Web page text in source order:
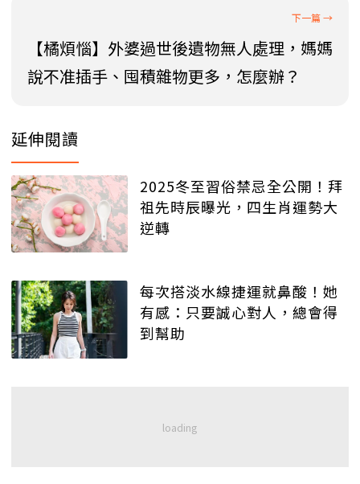
【橘煩惱】外婆過世後遺物無人處理，媽媽
說不准插手、囤積雜物更多，怎麼辦？
延伸閱讀
2025冬至習俗禁忌全公開！拜
祖先時辰曝光，四生肖運勢大
逆轉
每次搭淡水線捷運就鼻酸！她
有感：只要誠心對人，總會得
到幫助